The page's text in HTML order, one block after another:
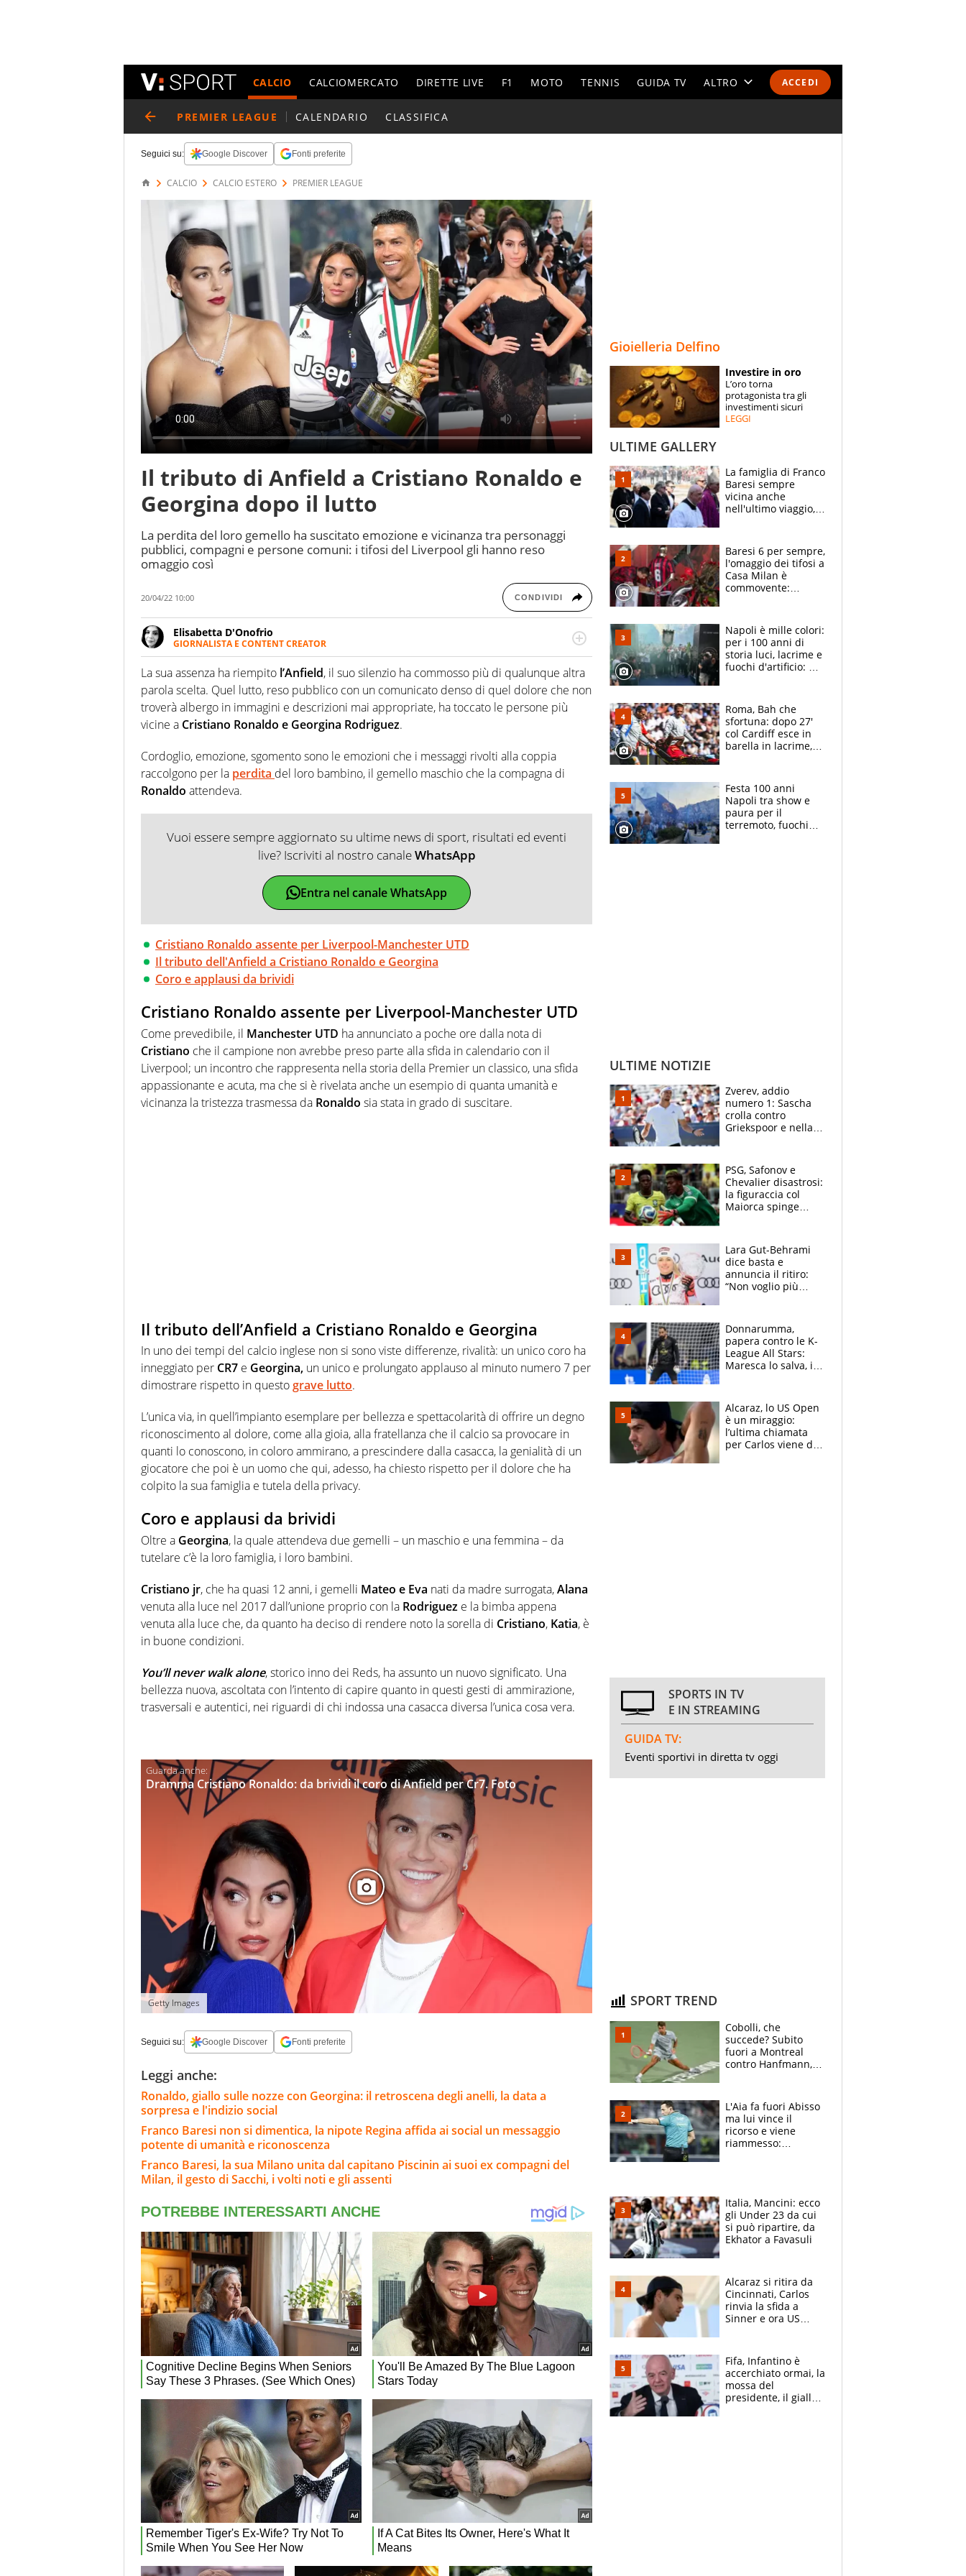
ACCEDI
CALCIO CALCIOMERCATO DIRETTE LIVE F1 MOTO TENNIS GUIDA TV ALTRO
ESPERTI
CONTATTI
PREMIER LEAGUE CALENDARIO CLASSIFICA
Seguici su: Google Discover Fonti preferite
CALCIO CALCIO ESTERO PREMIER LEAGUE
Il tributo di Anfield a Cristiano Ronaldo e
Georgina dopo il lutto
La perdita del loro gemello ha suscitato emozione e vicinanza tra personaggi
pubblici, compagni e persone comuni: i tifosi del Liverpool gli hanno reso
omaggio così
20/04/22 10:00 CONDIVIDI
Elisabetta D'Onofrio
GIORNALISTA E CONTENT CREATOR
Giornalista professionista dal 2007, scrive per curiosità personale e necessità:
soprattutto di calcio, di sport e dei suoi protagonisti, concedendosi innocenti evasioni
nell'ambito della creazione di format. Un tempo ala destra, oggi si sente a suo agio nel
ruolo di libero. Cura una classifica riservata dei migliori 5 calciatori di sempre.
La sua assenza ha riempito l’Anfield, il suo silenzio ha commosso più di qualunque altra
parola scelta. Quel lutto, reso pubblico con un comunicato denso di quel dolore che non
troverà albergo in immagini e descrizioni mai appropriate, ha toccato le persone più
vicine a Cristiano Ronaldo e Georgina Rodriguez.
Cordoglio, emozione, sgomento sono le emozioni che i messaggi rivolti alla coppia
raccolgono per la perdita del loro bambino, il gemello maschio che la compagna di
Ronaldo attendeva.
Vuoi essere sempre aggiornato su ultime news di sport, risultati ed eventi
live? Iscriviti al nostro canaleWhatsApp
Entra nel canale WhatsApp
Cristiano Ronaldo assente per Liverpool-Manchester UTD
Il tributo dell'Anfield a Cristiano Ronaldo e Georgina
Coro e applausi da brividi
Cristiano Ronaldo assente per Liverpool-Manchester UTD
Come prevedibile, il Manchester UTD ha annunciato a poche ore dalla nota di
Cristiano che il campione non avrebbe preso parte alla sfida in calendario con il
Liverpool; un incontro che rappresenta nella storia della Premier un classico, una sfida
appassionante e acuta, ma che si è rivelata anche un esempio di quanta umanità e
vicinanza la tristezza trasmessa da Ronaldo sia stata in grado di suscitare.
Il tributo dell’Anfield a Cristiano Ronaldo e Georgina
In uno dei tempi del calcio inglese non si sono viste differenze, rivalità: un unico coro ha
inneggiato per CR7 e Georgina, un unico e prolungato applauso al minuto numero 7 per
dimostrare rispetto in questograve lutto.
L’unica via, in quell’impianto esemplare per bellezza e spettacolarità di offrire un degno
riconoscimento al dolore, come alla gioia, alla fratellanza che il calcio sa provocare in
quanti lo conoscono, in coloro ammirano, a prescindere dalla casacca, la genialità di un
giocatore che poi è un uomo che qui, adesso, ha chiesto rispetto per il dolore che ha
colpito la sua famiglia e tutela della privacy.
Coro e applausi da brividi
Oltre a Georgina, la quale attendeva due gemelli – un maschio e una femmina – da
tutelare c’è la loro famiglia, i loro bambini.
Cristiano jr, che ha quasi 12 anni, i gemelli Mateo e Eva nati da madre surrogata,Alana
venuta alla luce nel 2017 dall’unione proprio con la Rodriguez e la bimba appena
venuta alla luce che, da quanto ha deciso di rendere noto la sorella di Cristiano, Katia, è
in buone condizioni.
You’ll never walk alone, storico inno dei Reds, ha assunto un nuovo significato. Una
bellezza nuova, ascoltata con l’intento di capire quanto in questi gesti di ammirazione,
trasversali e autentici, nei riguardi di chi indossa una casacca diversa l’unica cosa vera.
Dramma Cristiano Ronaldo: da brividi il coro di Anfield per Cr7. Foto
Getty Images
Seguici su: Google Discover Fonti preferite
Leggi anche:
Ronaldo, giallo sulle nozze con Georgina: il retroscena degli anelli, la data a
sorpresa e l'indizio social
Franco Baresi non si dimentica, la nipote Regina affida ai social un messaggio
potente di umanità e riconoscenza
Franco Baresi, la sua Milano unita dal capitano Piscinin ai suoi ex compagni del
Milan, il gesto di Sacchi, i volti noti e gli assenti
Gioielleria Delfino
Investire in oro
L’oro torna
protagonista tra gli
investimenti sicuri
LEGGI
ULTIME GALLERY
La famiglia di Franco
Baresi sempre
vicina anche
nell'ultimo viaggio,
circondati
dall'affetto dei tifosi
Baresi 6 per sempre,
l'omaggio dei tifosi a
Casa Milan è
commovente:
bigliettini
Napoli è mille colori:
per i 100 anni di
storia luci, lacrime e
fuochi d'artificio: De
Roma, Bah che
sfortuna: dopo 27'
col Cardiff esce in
barella in lacrime,
prendono 3 gol in
45'
Festa 100 anni
Napoli tra show e
paura per il
terremoto, fuochi
ULTIME NOTIZIE
Zverev, addio
numero 1: Sascha
crolla contro
Griekspoor e nella
terzo. Quanti malori
a Montreal
PSG, Safonov e
Chevalier disastrosi:
la figuraccia col
Maiorca spinge
rischio beffa
Lara Gut-Behrami
dice basta e
annuncia il ritiro:
“Non voglio più
Brignone
Donnarumma,
papera contro le K-
League All Stars:
Maresca lo salva, i
Alcaraz, lo US Open
è un miraggio:
l’ultima chiamata
per Carlos viene da
SPORTS IN TV
E IN STREAMING
GUIDA TV:
Eventi sportivi in diretta tv oggi
SPORT TREND
Cobolli, che
succede? Subito
fuori a Montreal
contro Hanfmann,
L'Aia fa fuori Abisso
ma lui vince il
ricorso e viene
riammesso:
Italia, Mancini: ecco
gli Under 23 da cui
si può ripartire, da
Ekhator a Favasuli
Alcaraz si ritira da
Cincinnati, Carlos
rinvia la sfida a
Sinner e ora US
Fifa, Infantino è
accerchiato ormai, la
mossa del
presidente, il giallo